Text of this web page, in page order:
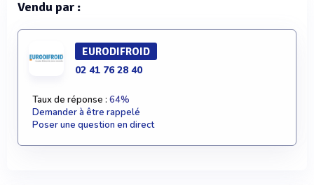
Vendu par :
EURODIFROID
02 41 76 28 40
Taux de réponse : 64%
Demander à être rappelé
Poser une question en direct